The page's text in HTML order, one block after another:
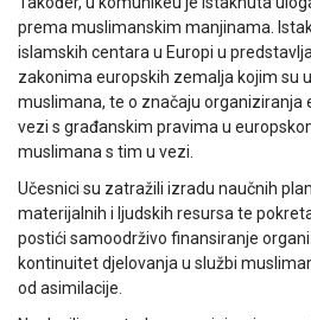
prema muslimanskim manjinama.
islamskih centara u Europi u
zakonima europskih zemalja kojim su
muslimana, te o značaju organiziranja
vezi s građanskim pravima u
muslimana s tim u vezi.
Učesnici su zatražili izradu naučnih
materijalnih i ljudskih resursa te
postići samoodrživo finansiranje
kontinuitet djelovanja u službi
od asimilacije.